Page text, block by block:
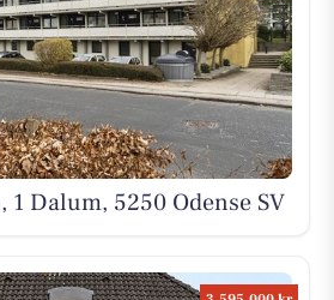
Dalum, 5250 Odense SV